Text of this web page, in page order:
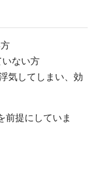
ない方
気してしまい、効
前提にしていま